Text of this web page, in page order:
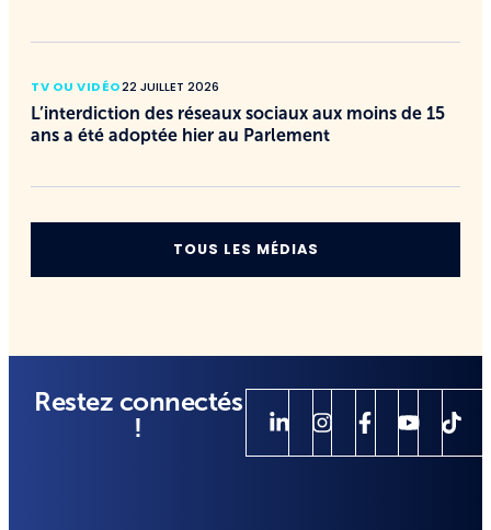
TV OU VIDÉO22 JUILLET 2026
L’interdiction des réseaux sociaux aux moins de 15
ans a été adoptée hier au Parlement
TOUS LES MÉDIAS
Restez connectés
!